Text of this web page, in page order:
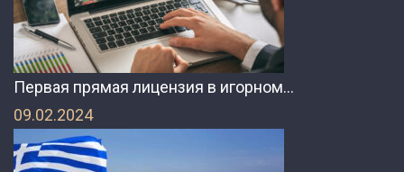
Первая прямая лицензия в игорном…
09.02.2024